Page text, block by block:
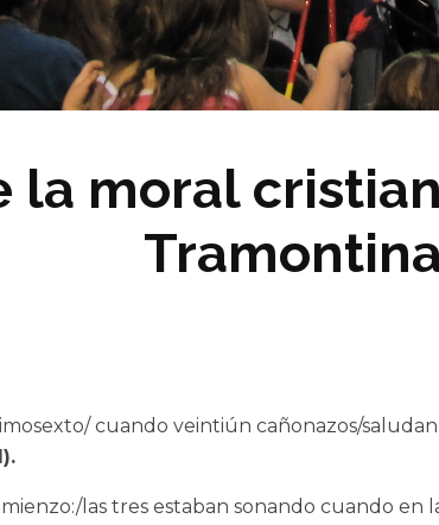
la moral
cuando veintiún cañonazos/saludan
las tres estaban sonando cuando en